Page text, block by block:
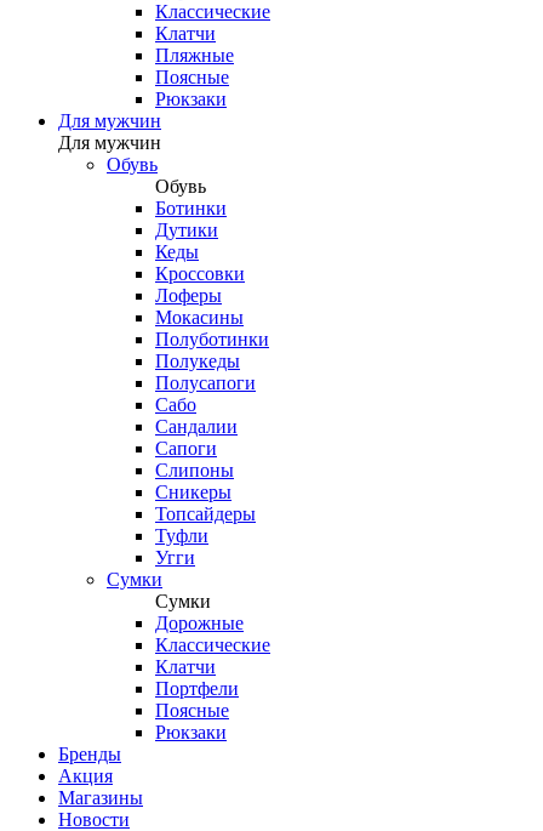
Классические
Клатчи
Пляжные
Поясные
Рюкзаки
Для мужчин
Для мужчин
Обувь
Обувь
Ботинки
Дутики
Кеды
Кроссовки
Лоферы
Мокасины
Полуботинки
Полукеды
Полусапоги
Сабо
Сандалии
Сапоги
Слипоны
Сникеры
Топсайдеры
Туфли
Угги
Сумки
Сумки
Дорожные
Классические
Клатчи
Портфели
Поясные
Рюкзаки
Бренды
Акция
Магазины
Новости